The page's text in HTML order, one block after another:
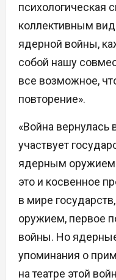
психологическая
коллективным
ядерной войны,
собой нашу
все возможное,
повторение».
«Война вернулась
участвует
ядерным
это и косвенное
в мире
оружием, первое
войны. Но
упоминания о
на театре этой